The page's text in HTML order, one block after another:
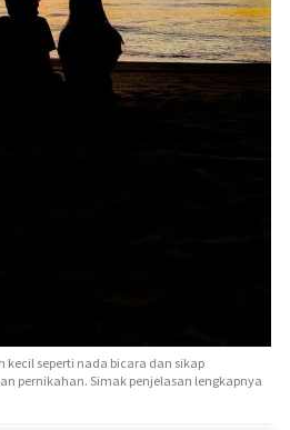
kecil seperti nada bicara dan sikap
pernikahan. Simak penjelasan lengkapnya